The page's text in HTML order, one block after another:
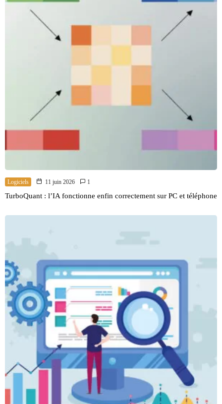
Logiciels 11 juin 2026 1
TurboQuant : l’IA fonctionne enfin correctement sur PC et téléphone